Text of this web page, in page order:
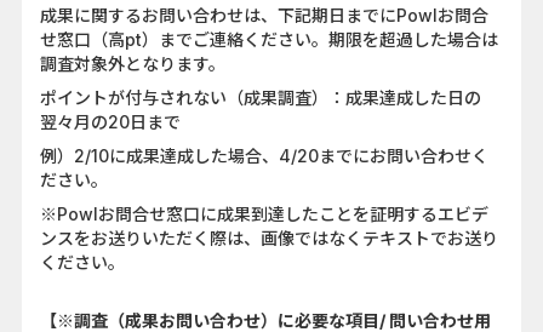
成果に関するお問い合わせは、下記期日までにPowlお問合
せ窓口（高pt）までご連絡ください。期限を超過した場合は
調査対象外となります。
ポイントが付与されない（成果調査）：成果達成した日の
翌々月の20日まで
例）2/10に成果達成した場合、4/20までにお問い合わせく
ださい。
※Powlお問合せ窓口に成果到達したことを証明するエビデ
ンスをお送りいただく際は、画像ではなくテキストでお送り
ください。
【※調査（成果お問い合わせ）に必要な項目/ 問い合わせ用